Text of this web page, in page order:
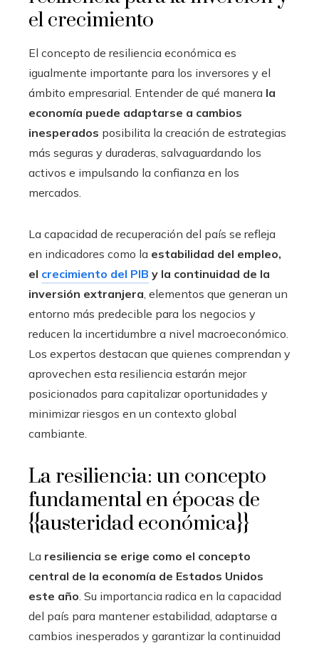
el crecimiento
El concepto de resiliencia económica es
igualmente importante para los inversores y el
ámbito empresarial. Entender de qué manera la
economía puede adaptarse a cambios
inesperados posibilita la creación de estrategias
más seguras y duraderas, salvaguardando los
activos e impulsando la confianza en los
mercados.
La capacidad de recuperación del país se refleja
en indicadores como la estabilidad del empleo,
el crecimiento del PIB y la continuidad de la
inversión extranjera, elementos que generan un
entorno más predecible para los negocios y
reducen la incertidumbre a nivel macroeconómico.
Los expertos destacan que quienes comprendan y
aprovechen esta resiliencia estarán mejor
posicionados para capitalizar oportunidades y
minimizar riesgos en un contexto global
cambiante.
La resiliencia: un concepto
fundamental en épocas de
{{austeridad económica}}
La resiliencia se erige como el concepto
central de la economía de Estados Unidos
este año. Su importancia radica en la capacidad
del país para mantener estabilidad, adaptarse a
cambios inesperados y garantizar la continuidad